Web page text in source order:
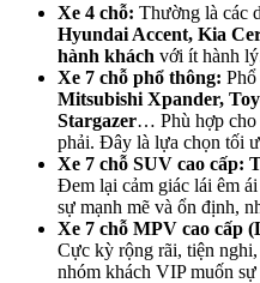
Xe 4 chỗ: Thường là các
Hyundai Accent, Kia
hành khách với ít hành
Xe 7 chỗ phổ thông: Phổ
Mitsubishi Xpander,
Stargazer… Phù hợp cho
phải. Đây là lựa chọn tối
Xe 7 chỗ SUV cao cấp:
Đem lại cảm giác lái êm
sự mạnh mẽ và ổn định,
Xe 7 chỗ MPV cao cấp
Cực kỳ rộng rãi, tiện
nhóm khách VIP muốn